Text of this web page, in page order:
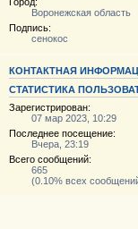
Воронежская область
Подпись:
сенокос
КОНТАКТНАЯ
СТАТИСТИКА
Зарегистрирован:
07 мар 2023, 10:29
Последнее посещение:
Вчера, 23:19
Всего сообщений:
665
(0.10% всех